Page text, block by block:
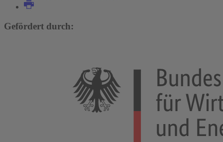
Gefördert durch: